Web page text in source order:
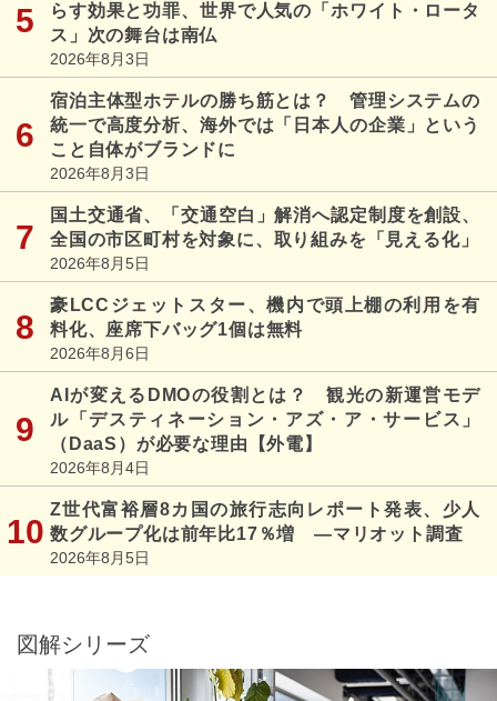
らす効果と功罪、世界で人気の「ホワイト・ロータ
ス」次の舞台は南仏
2026年8月3日
宿泊主体型ホテルの勝ち筋とは？ 管理システムの
統一で高度分析、海外では「日本人の企業」という
こと自体がブランドに
2026年8月3日
国土交通省、「交通空白」解消へ認定制度を創設、
全国の市区町村を対象に、取り組みを「見える化」
2026年8月5日
豪LCCジェットスター、機内で頭上棚の利用を有
料化、座席下バッグ1個は無料
2026年8月6日
AIが変えるDMOの役割とは？ 観光の新運営モデ
ル「デスティネーション・アズ・ア・サービス」
（DaaS）が必要な理由【外電】
2026年8月4日
Z世代富裕層8カ国の旅行志向レポート発表、少人
数グループ化は前年比17％増 ―マリオット調査
2026年8月5日
図解シリーズ